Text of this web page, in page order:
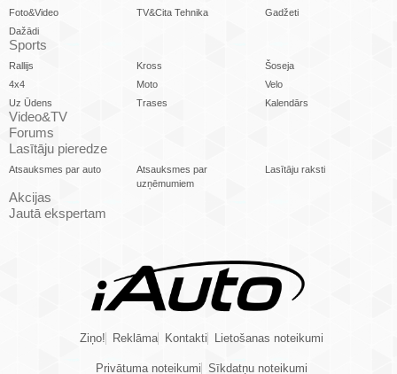
Foto&Video
TV&Cita Tehnika
Gadžeti
Dažādi
Sports
Rallijs Kross
Šoseja
4x4
Moto
Velo
Uz Ūdens
Trases Kalendārs
Video&TV
Forums
Lasītāju pieredze
Atsauksmes par auto
Atsauksmes par
uzņēmumiem
Lasītāju raksti
Akcijas
Jautā ekspertam
Ziņo! Reklāma Kontakti Lietošanas noteikumi
Privātuma noteikumi Sīkdatņu noteikumi